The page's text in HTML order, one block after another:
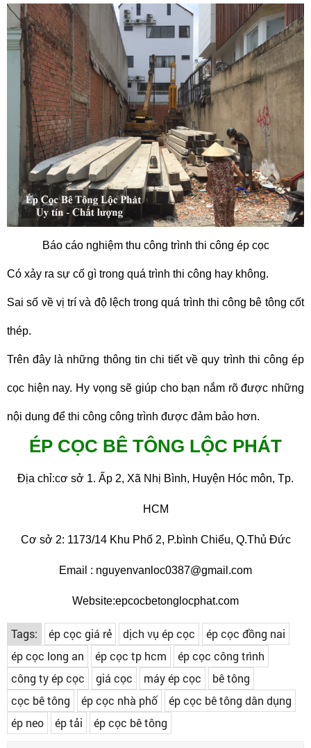
Báo cáo nghiệm thu công trình thi công ép cọc
Có xảy ra sự cố gì trong quá trình thi công hay không.
Sai số về vị trí và độ lệch trong quá trình thi công bê tông cốt
thép.
Trên đây là những thông tin chi tiết về quy trình thi công ép
cọc hiện nay. Hy vọng sẽ giúp cho bạn nắm rõ được những
nội dung để thi công công trình được đảm bảo hơn.
ÉP CỌC BÊ TÔNG LỘC PHÁT
Địa chỉ:cơ sở 1. Ấp 2, Xã Nhị Bình, Huyện Hóc môn, Tp.
HCM
Cơ sở 2: 1173/14 Khu Phố 2, P.bình Chiểu, Q.Thủ Đức
Email : nguyenvanloc0387@gmail.com
Website:epcocbetonglocphat.com
Tags: ép cọc giá rẻ dịch vụ ép cọc
ép cọc đồng nai
ép cọc long an
ép cọc tp hcm
ép cọc công trình
công ty ép cọc
giá cọc máy ép cọc
bê tông
cọc bê tông
ép cọc nhà phố
ép cọc bê tông dân dụng
ép neo
ép tải ép cọc bê tông